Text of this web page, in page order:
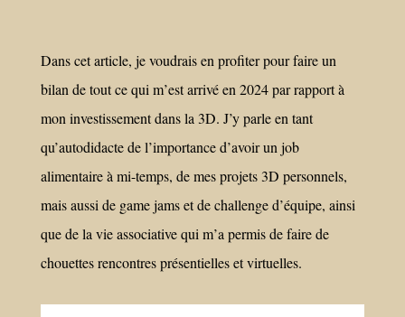
Dans cet article, je voudrais en profiter pour faire un
bilan de tout ce qui m’est arrivé en 2024 par rapport à
mon investissement dans la 3D. J’y parle en tant
qu’autodidacte de l’importance d’avoir un job
alimentaire à mi-temps, de mes projets 3D personnels,
mais aussi de game jams et de challenge d’équipe, ainsi
que de la vie associative qui m’a permis de faire de
chouettes rencontres présentielles et virtuelles.